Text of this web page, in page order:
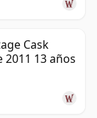
Cask
13 años